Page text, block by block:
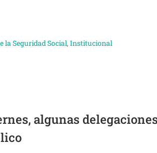
la Seguridad Social, Institucional
algunas